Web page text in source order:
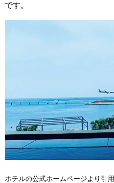
です。
ホテルの公式ホームページより引用